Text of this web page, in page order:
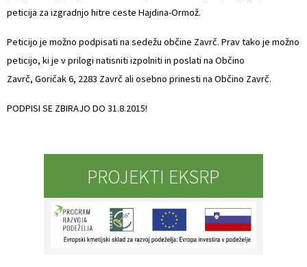
peticija za izgradnjo hitre ceste Hajdina-Ormož.
Peticijo je možno podpisati na sedežu občine Zavrč. Prav tako je možno
peticijo, ki je v prilogi natisniti izpolniti in poslati na Občino
Zavrč, Goričak 6, 2283 Zavrč ali osebno prinesti na Občino Zavrč.
PODPISI SE ZBIRAJO DO 31.8.2015!
PROJEKTI EKSRP